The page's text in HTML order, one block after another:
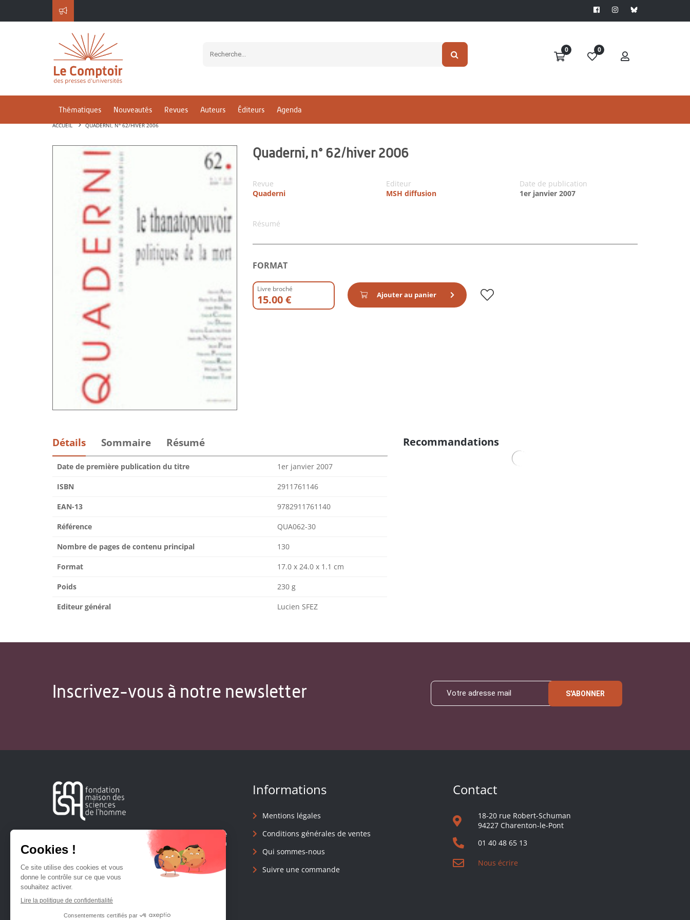
0 0
Thématiques Nouveautés Revues Auteurs Éditeurs Agenda
ACCUEIL QUADERNI, N° 62/HIVER 2006
Quaderni, n° 62/hiver 2006
Revue
Quaderni
Editeur
MSH diffusion
Date de publication
1er janvier 2007
Résumé
FORMAT
Livre broché
15.00 € Ajouter au panier
Détails Sommaire Résumé
Date de première publication du titre 1er janvier 2007
ISBN 2911761146
EAN-13 9782911761140
Référence QUA062-30
Nombre de pages de contenu principal 130
Format 17.0 x 24.0 x 1.1 cm
Poids 230 g
Editeur général Lucien SFEZ
Recommandations
Inscrivez-vous à notre newsletter S'ABONNER
Créée en 1963, la Fondation Maison Sciences de l'Homme
soutient la recherche et la diffusion des connaissances en
sciences humaines et sociales.
Informations
Mentions légales
Conditions générales de ventes
Qui sommes-nous
Suivre une commande
Contact
18-20 rue Robert-Schuman
94227 Charenton-le-Pont
01 40 48 65 13
Nous écrire